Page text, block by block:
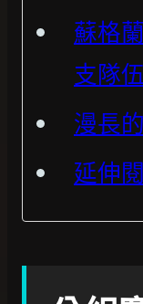
蘇格
支隊
漫長
延伸